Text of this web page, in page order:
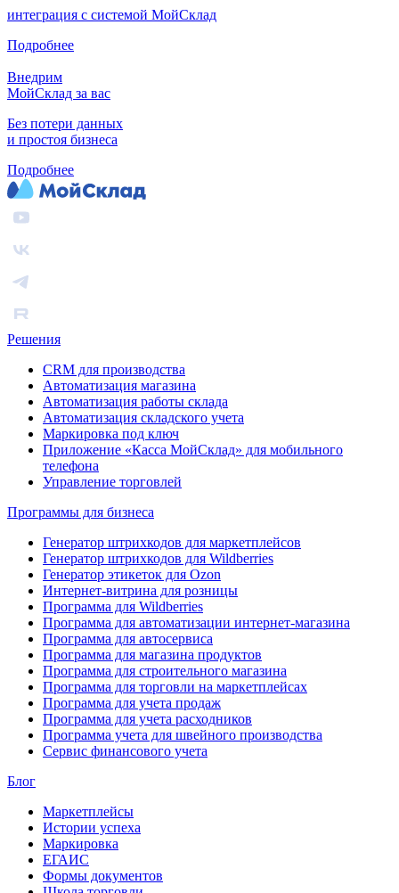
интеграция с системой МойСклад
Подробнее
Внедрим
МойСклад за вас
Без потери данных
и простоя бизнеса
Подробнее
Решения
CRM для производства
Автоматизация магазина
Автоматизация работы склада
Автоматизация складского учета
Маркировка под ключ
Приложение «Касса МойСклад» для мобильного
телефона
Управление торговлей
Программы для бизнеса
Генератор штрихкодов для маркетплейсов
Генератор штрихкодов для Wildberries
Генератор этикеток для Ozon
Интернет-витрина для розницы
Программа для Wildberries
Программа для автоматизации интернет-магазина
Программа для автосервиса
Программа для магазина продуктов
Программа для строительного магазина
Программа для торговли на маркетплейсах
Программа для учета продаж
Программа для учета расходников
Программа учета для швейного производства
Сервис финансового учета
Блог
Маркетплейсы
Истории успеха
Маркировка
ЕГАИС
Формы документов